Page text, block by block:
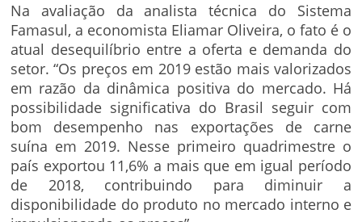
Na avaliação da analista técnica do Sistema
Famasul, a economista Eliamar Oliveira, o fato é o
atual desequilíbrio entre a oferta e demanda do
setor. “Os preços em 2019 estão mais valorizados
em razão da dinâmica positiva do mercado. Há
possibilidade significativa do Brasil seguir com
bom desempenho nas exportações de carne
suína em 2019. Nesse primeiro quadrimestre o
país exportou 11,6% a mais que em igual período
de 2018, contribuindo para diminuir a
disponibilidade do produto no mercado interno e